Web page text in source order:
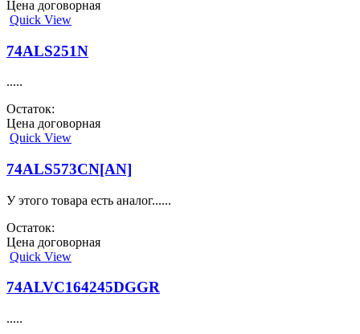
Цена договорная
Quick View
74ALS251N
.....
Остаток:
Цена договорная
Quick View
74ALS573CN[AN]
У этого товара есть аналог......
Остаток:
Цена договорная
Quick View
74ALVC164245DGGR
.....